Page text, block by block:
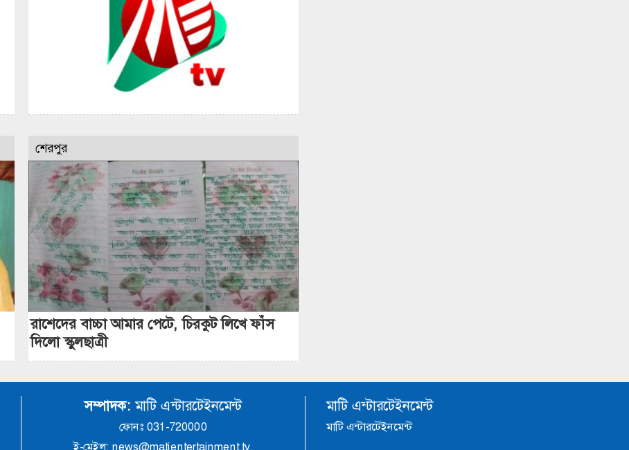
শেরপুর
রাশেদের বাচ্চা আমার পেটে, চিরকুট লিখে ফাঁস
দিলো স্কুলছাত্রী
সম্পাদক: মাটি এন্টারটেইনমেন্ট
ফোনঃ 031-720000
মাটি এন্টারটেইনমেন্ট
মাটি এন্টারটেইনমেন্ট